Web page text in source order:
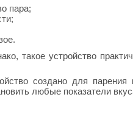
пара;
такое устройство
создано для
любые показатели